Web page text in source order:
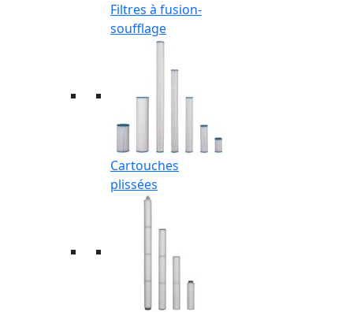
Filtres à fusion-
soufflage
Cartouches
plissées